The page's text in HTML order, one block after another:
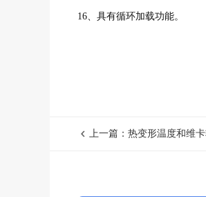
16、具有循环加载功能。